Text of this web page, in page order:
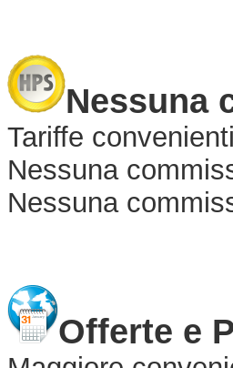
Nessuna
Tariffe
Nessuna
Nessuna
Offerte e